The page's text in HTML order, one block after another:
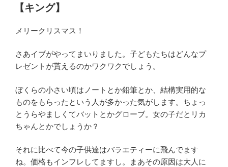
稿
日:【キング】
メリークリスマス！
さあイブがやってまいりました。子どもたちはどんなプ
レゼントが貰えるのかワクワクでしょう。
ぼくらの小さい頃はノートとか鉛筆とか、結構実用的な
ものをもらったという人が多かった気がします。ちょっ
とうらやましくてバットとかグローブ。女の子だとリカ
ちゃんとかでしょうか？
それに比べて今の子供達はバラエティーに飛んでます
ね。価格もインフレしてますし。まあその原因は大人に